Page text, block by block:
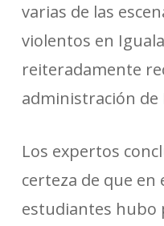
varias de las
violentos en
reiteradamente
administración de
Los expertos
certeza de que
estudiantes hubo